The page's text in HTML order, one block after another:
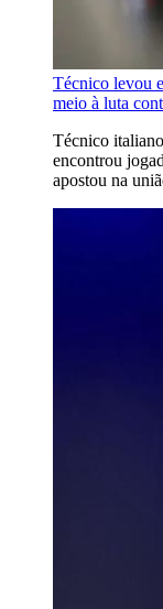
Técnico levou
meio à luta
Técnico
encontrou
apostou na